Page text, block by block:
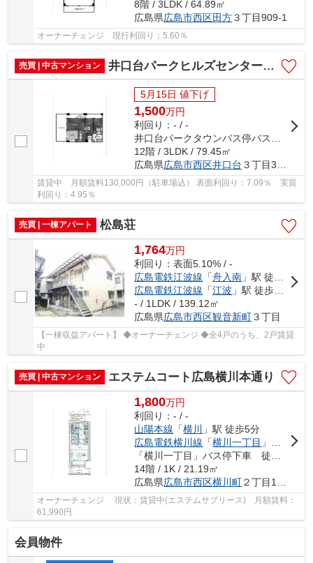
8階 / 3LDK / 64.89㎡
広島県広島市西区田方３丁目909-1
オーナーチェンジ 現行利回り；5.60％
売買 | 中古マンション 井口台パークヒルズセンターコート
5月15日 値下げ
1,500万円
利回り：- / -
井口台パークタウンバス停バス停下車 徒歩2分
12階 / 3LDK / 79.45㎡
広島県広島市西区井口台 ３丁目35-3
賃貸中 月額賃料130,000円（駐車場込） 表面利回り：7.09％ 実質
利回り：4.95％
売買 | 一棟アパート 松島荘
1,764万円
利回り：表面5.10% / -
広島電鉄江波線 「舟入南 」駅 徒歩15分
広島電鉄江波線 「江波 」駅 徒歩19分
- / 1LDK / 139.12㎡
広島県広島市西区観音新町３丁目
【一棟収益アパート】 ◆オーナーチェンジ ◆全4戸のうち、2戸賃貸
中
売買 | 中古マンション エステムコート広島横川本通り
1,800万円
利回り：- / -
山陽本線 「横川
」駅 徒歩5分
広島電鉄横川線 「横川一丁目 」駅 徒歩2分
14階 / 1K / 21.19㎡
広島県広島市西区横川町２丁目10-11
オーナーチェンジ 現状：賃貸中(エステムサブリース) 月額賃料：
61,990円
会員物件